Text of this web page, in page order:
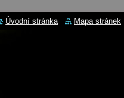
Úvodní stránka Mapa stránek